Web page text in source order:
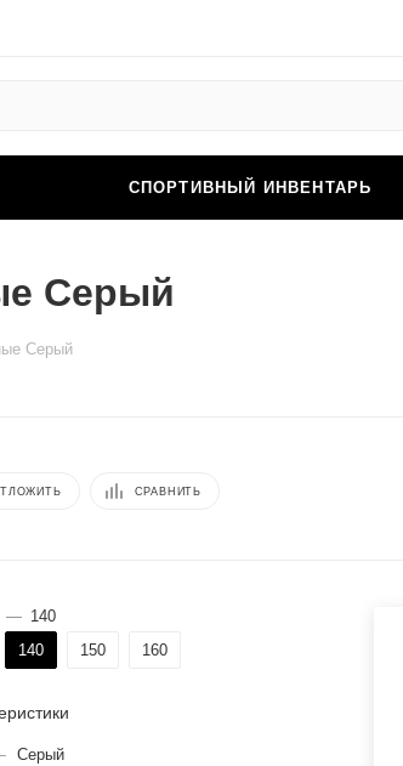
СПОРТИВНЫЙ ИНВЕНТАРЬ
Серый
Серый
СРАВНИТЬ
— 140
140 150 160
Серый